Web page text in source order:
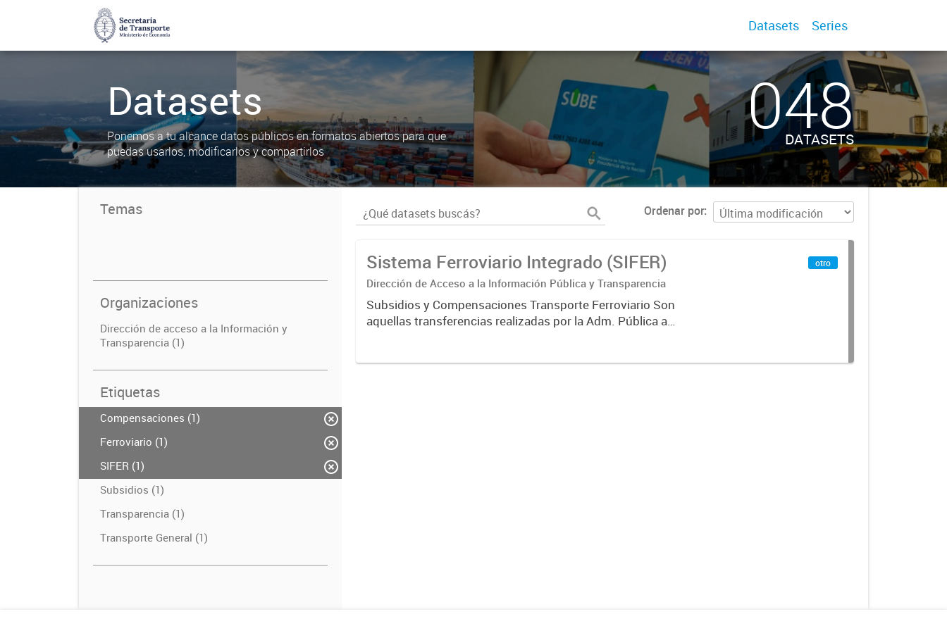
Datasets Series
Datasets
Ponemos a tu alcance datos públicos en formatos abiertos para que
puedas usarlos, modificarlos y compartirlos
048
DATASETS
Temas
Organizaciones
Dirección de acceso a la Información y
Transparencia (1)
Etiquetas
Compensaciones (1)
Ferroviario (1)
SIFER (1)
Subsidios (1)
Transparencia (1)
Transporte General (1)
Ordenar por
Sistema Ferroviario Integrado (SIFER)
Dirección de Acceso a la Información Pública y Transparencia
Subsidios y Compensaciones Transporte Ferroviario Son
aquellas transferencias realizadas por la Adm. Pública a
otro